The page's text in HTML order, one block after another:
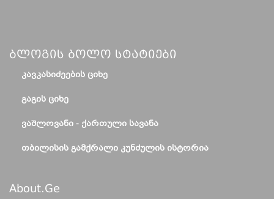
Ბლოგის Ბოლო Სტატიები
ᲙᲐᲕᲙᲐᲡᲘᲫᲔᲔᲑᲘᲡ ᲪᲘᲮᲔ
ᲒᲐᲒᲘᲡ ᲪᲘᲮᲔ
ᲕᲐᲨᲚᲝᲕᲐᲜᲘ - ᲥᲐᲠᲗᲣᲚᲘ ᲡᲐᲕᲐᲜᲐ
ᲗᲑᲘᲚᲘᲡᲘᲡ ᲒᲐᲛᲥᲠᲐᲚᲘ ᲙᲣᲜᲫᲣᲚᲘᲡ ᲘᲡᲢᲝᲠᲘᲐ
About.ge